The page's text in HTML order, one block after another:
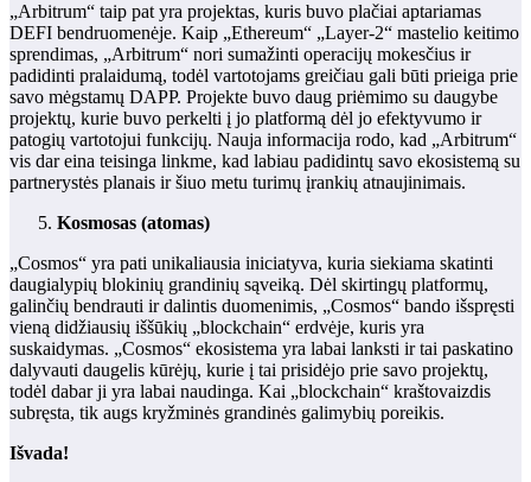
„Arbitrum“ taip pat yra projektas, kuris buvo plačiai aptariamas
DEFI bendruomenėje. Kaip „Ethereum“ „Layer-2“ mastelio keitimo
sprendimas, „Arbitrum“ nori sumažinti operacijų mokesčius ir
padidinti pralaidumą, todėl vartotojams greičiau gali būti prieiga prie
savo mėgstamų DAPP. Projekte buvo daug priėmimo su daugybe
projektų, kurie buvo perkelti į jo platformą dėl jo efektyvumo ir
patogių vartotojui funkcijų. Nauja informacija rodo, kad „Arbitrum“
vis dar eina teisinga linkme, kad labiau padidintų savo ekosistemą su
partnerystės planais ir šiuo metu turimų įrankių atnaujinimais.
Kosmosas (atomas)
„Cosmos“ yra pati unikaliausia iniciatyva, kuria siekiama skatinti
daugialypių blokinių grandinių sąveiką. Dėl skirtingų platformų,
galinčių bendrauti ir dalintis duomenimis, „Cosmos“ bando išspręsti
vieną didžiausių iššūkių „blockchain“ erdvėje, kuris yra
suskaidymas. „Cosmos“ ekosistema yra labai lanksti ir tai paskatino
dalyvauti daugelis kūrėjų, kurie į tai prisidėjo prie savo projektų,
todėl dabar ji yra labai naudinga. Kai „blockchain“ kraštovaizdis
subręsta, tik augs kryžminės grandinės galimybių poreikis.
Išvada!